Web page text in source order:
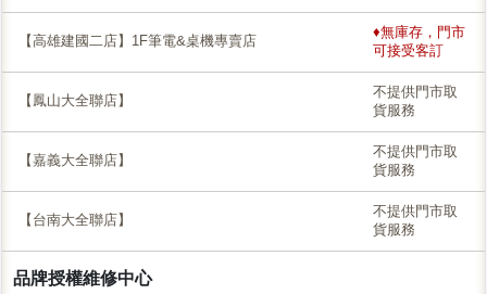
【高雄建國二店】1F筆電&桌機專賣店
♦無庫存，門市
可接受客訂
【鳳山大全聯店】
不提供門市取
貨服務
【嘉義大全聯店】
不提供門市取
貨服務
【台南大全聯店】
不提供門市取
貨服務
品牌授權維修中心